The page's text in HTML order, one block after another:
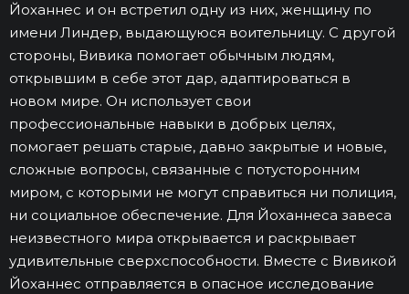
Йоханнес и он встретил одну из них, женщину по
имени Линдер, выдающуюся воительницу. С другой
стороны, Вивика помогает обычным людям,
открывшим в себе этот дар, адаптироваться в
новом мире. Он использует свои
профессиональные навыки в добрых целях,
помогает решать старые, давно закрытые и новые,
сложные вопросы, связанные с потусторонним
миром, с которыми не могут справиться ни полиция,
ни социальное обеспечение. Для Йоханнеса завеса
неизвестного мира открывается и раскрывает
удивительные сверхспособности. Вместе с Вивикой
Йоханнес отправляется в опасное исследование